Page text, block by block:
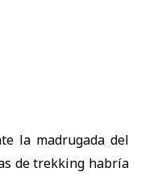
la madrugada del
de trekking habría